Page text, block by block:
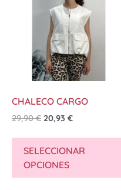
CHALECO CARGO
29,90€ 20,93 €
SELECCIONAR
OPCIONES